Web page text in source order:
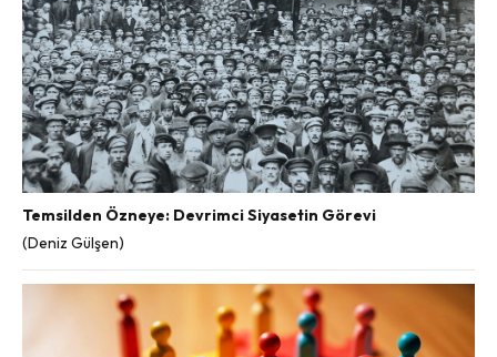
Temsilden Özneye: Devrimci Siyasetin Görevi
(Deniz Gülşen)